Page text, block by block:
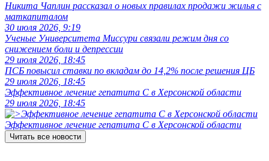
Никита Чаплин рассказал о новых правилах продажи жилья с
маткапиталом
30 июля 2026, 9:19
Ученые Университета Миссури связали режим дня со
снижением боли и депрессии
29 июля 2026, 18:45
ПСБ повысил ставки по вкладам до 14,2% после решения ЦБ
29 июля 2026, 18:45
Эффективное лечение гепатита C в Херсонской области
29 июля 2026, 18:45
Эффективное лечение гепатита C в Херсонской области
Читать все новости